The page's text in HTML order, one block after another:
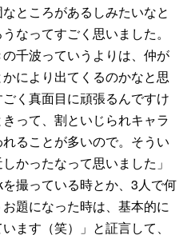
ところがあるしみたいなと
なってすごく思いました。
千波っていうよりは、仲が
により出てくるのかなと思
く真面目に頑張るんですけ
って、割といじられキャラ
ることが多いので。そうい
かったなって思いました」
撮っている時とか、3人で何
題になった時は、基本的に
ます（笑）」と証言して、